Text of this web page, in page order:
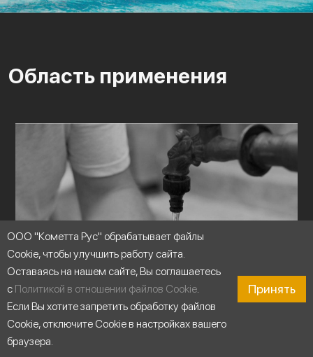
Область применения
ООО "Кометта Рус" обрабатывает файлы
Cookie, чтобы улучшить работу сайта.
Оставаясь на нашем сайте, Вы соглашаетесь
с Политикой в отношении файлов Cookie.
Если Вы хотите запретить обработку файлов
Cookie, отключите Cookie в настройках вашего
браузера.
Принять